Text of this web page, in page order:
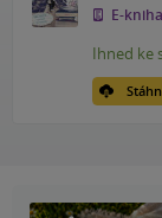
E-kniha
Ihned ke